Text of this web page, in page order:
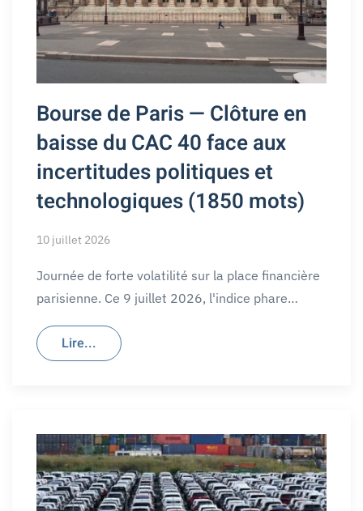
Bourse de Paris — Clôture en
baisse du CAC 40 face aux
incertitudes politiques et
technologiques (1850 mots)
10 juillet 2026
Journée de forte volatilité sur la place financière
parisienne. Ce 9 juillet 2026, l'indice phare…
Lire...